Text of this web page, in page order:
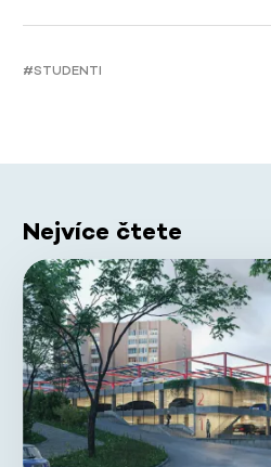
#STUDENTI
Nejvíce čtete